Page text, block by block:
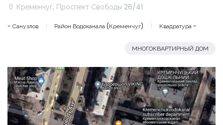
Кременчуг, Проспект Свободы 26/41
- Санузлов Район Водоканала (Кременчуг) Квадратура -
МНОГОКВАРТИРНЫЙ ДОМ